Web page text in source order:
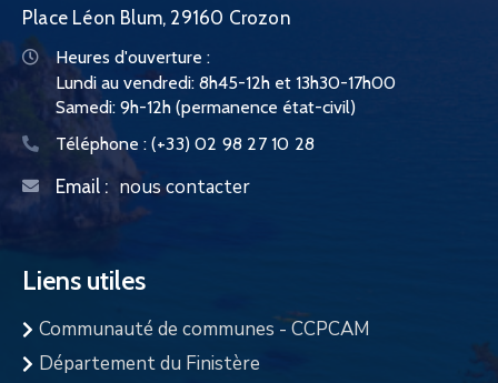
Place Léon Blum, 29160 Crozon
Heures d'ouverture :
Lundi au vendredi: 8h45-12h et 13h30-17h00
Samedi: 9h-12h (permanence état-civil)
Téléphone : (+33) 02 98 27 10 28
Email : nous contacter
Liens utiles
Communauté de communes - CCPCAM
Département du Finistère